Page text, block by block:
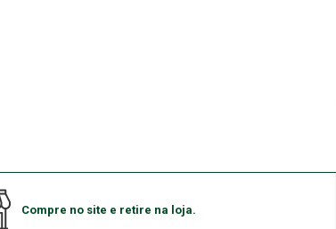
Compre no site e retire na loja.